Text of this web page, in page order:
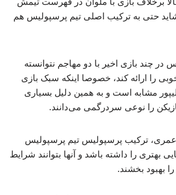
حتی به ترکیب اصلی تیم پرسپولیس هم
در چند بازی اخیر با دو مهاجم نتوانسته
را ارائه کند، خصوصا اینکه سبک بازی
مشابه است و به همین دلیل بسیاری
را نوعی سردرگمی می‌دانند.
عمری، ترکیب پرسپولیس تیم پرسپولیس
بهتری را داشته باشد و آنها بتوانند شرایط
بهبود بخشند.